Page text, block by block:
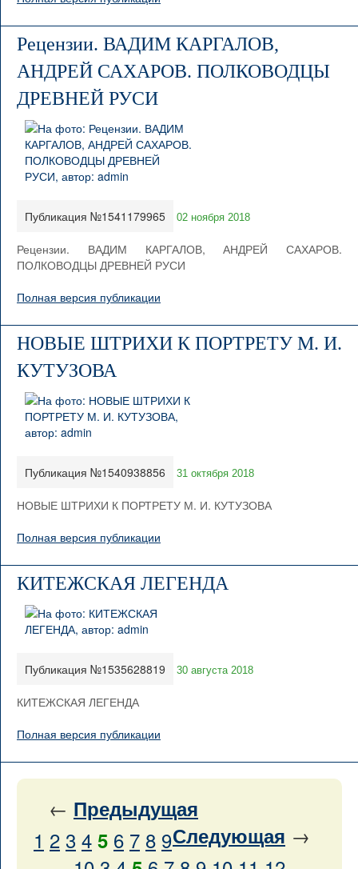
Рецензии. ВАДИМ КАРГАЛОВ,
АНДРЕЙ САХАРОВ. ПОЛКОВОДЦЫ
ДРЕВНЕЙ РУСИ
Публикация №1541179965 02 ноября 2018
Рецензии. ВАДИМ КАРГАЛОВ, АНДРЕЙ САХАРОВ.
ПОЛКОВОДЦЫ ДРЕВНЕЙ РУСИ
Полная версия публикации
НОВЫЕ ШТРИХИ К ПОРТРЕТУ М. И.
КУТУЗОВА
Публикация №1540938856 31 октября 2018
НОВЫЕ ШТРИХИ К ПОРТРЕТУ М. И. КУТУЗОВА
Полная версия публикации
КИТЕЖСКАЯ ЛЕГЕНДА
Публикация №1535628819 30 августа 2018
КИТЕЖСКАЯ ЛЕГЕНДА
Полная версия публикации
← Предыдущая
Следующая →
1 2 3 4 5 6 7 8 9